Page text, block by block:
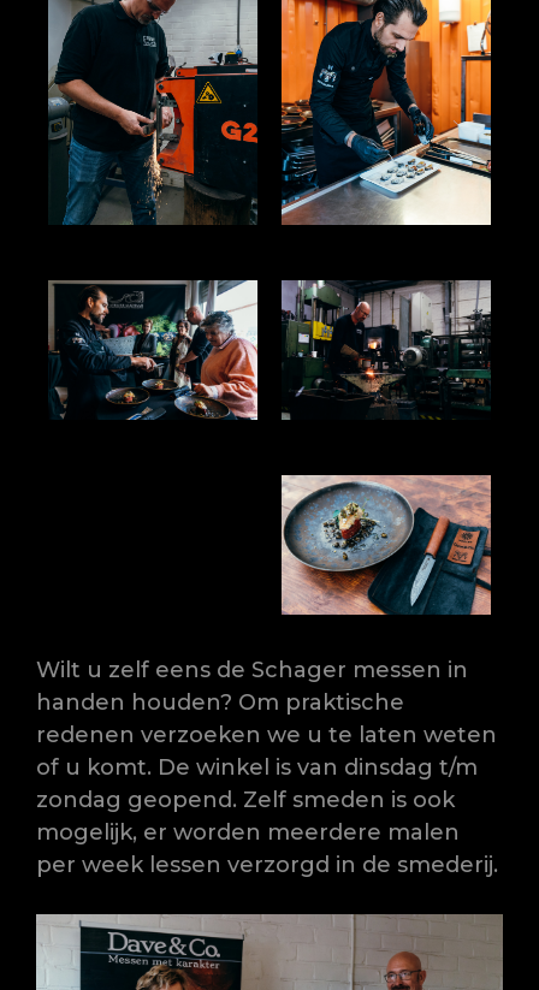
Wilt u zelf eens de Schager messen in
handen houden? Om praktische
redenen verzoeken we u te laten weten
of u komt. De winkel is van dinsdag t/m
zondag geopend. Zelf smeden is ook
mogelijk, er worden meerdere malen
per week lessen verzorgd in de smederij.